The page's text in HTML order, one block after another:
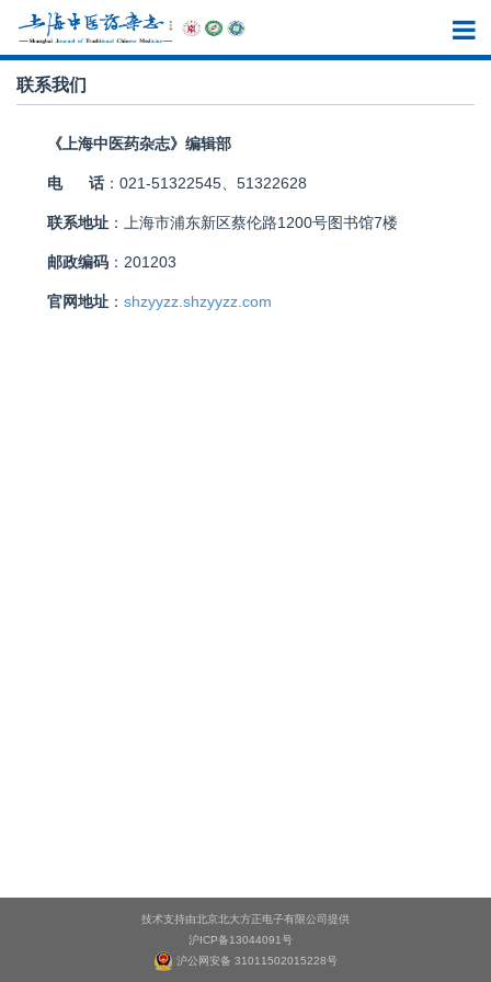
联系我们
《上海中医药杂志》编辑部
电 话：021-51322545、51322628
联系地址 ：上海市浦东新区蔡伦路1200号图书馆7楼
邮政编码 ：201203
官网地址 ： shzyyzz.shzyyzz.com
技术支持由北京北大方正电子有限公司提供
沪ICP备13044091号
沪公网安备 31011502015228号